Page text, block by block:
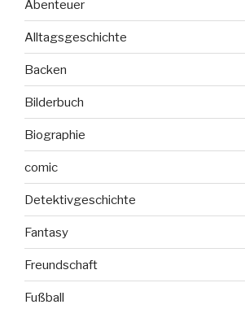
Abenteuer
Alltagsgeschichte
Backen
Bilderbuch
Biographie
comic
Detektivgeschichte
Fantasy
Freundschaft
Fußball